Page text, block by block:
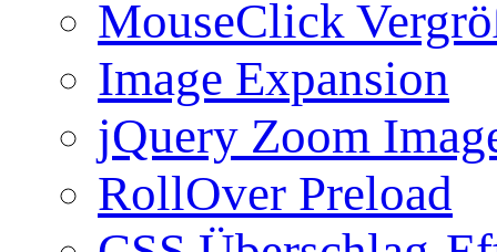
MouseClick
Image Expansion
jQuery Zoom
RollOver Preload